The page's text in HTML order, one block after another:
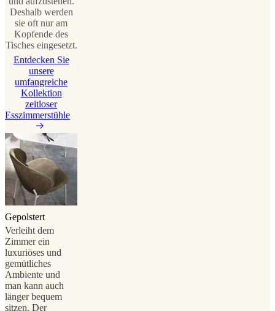
Deshalb werden
sie oft nur am
Kopfende des
Tisches eingesetzt.
Entdecken Sie
unsere
umfangreiche
Kollektion
zeitloser
Esszimmerstühle
Gepolstert
Verleiht dem
Zimmer ein
luxuriöses und
gemütliches
Ambiente und
man kann auch
länger bequem
sitzen. Der